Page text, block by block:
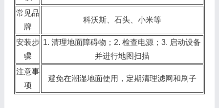
常见品
牌
科沃斯、石头、小米等
安装步
骤
1. 清理地面障碍物；2. 检查电源；3. 启动设备
并进行地图扫描
注意事
项
避免在潮湿地面使用，定期清理滤网和刷子